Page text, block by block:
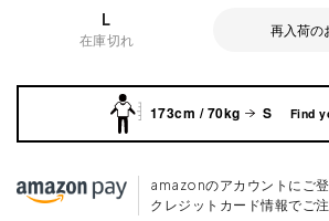
L
在庫切れ
再入荷の
173cm / 70kg S Find
amazonのアカウントにご登
クレジットカード情報でご